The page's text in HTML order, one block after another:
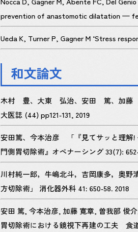
prevention of anastomotic dilatation —
Ueda K, Turner P, Gagner M ‘Stress
和文論文
木村 豊、大東 弘治、安田 篤、加藤
大医誌 (44) pp121-131, 2019
安田篤、今本治彦 「『見てサッと理解!
門側胃切除術』オペナーシング 33(7):
川村純一郎，牛嶋北斗，吉岡康多，奥
方切除術」 消化器外科 41: 650-58. 2018
安田 篤, 今本治彦, 加藤 寛章, 曽我部 俊
胃切除術における鏡視下再建の工夫 食